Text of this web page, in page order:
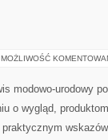
MOŻLIWOŚĆ
modowo-urodowy
o wygląd,
praktycznym